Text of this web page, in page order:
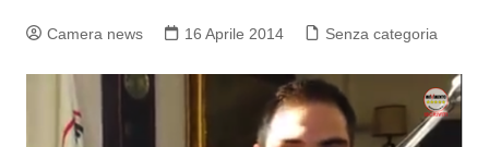
Camera news 16 Aprile 2014 Senza categoria